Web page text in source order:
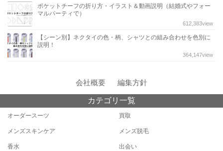
ポケットチーフの折り方・イラスト＆動画説明（結婚式やフォー
マルパーティで）
612,383view
【シーン別】ネクタイの色・柄、シャツとの組み合わせを色別に
説明！
364,147view
会社概要 編集方針
カテゴリ一覧
オーダースーツ 買取
メンズスキンケア メンズ脱毛
香水 出会い